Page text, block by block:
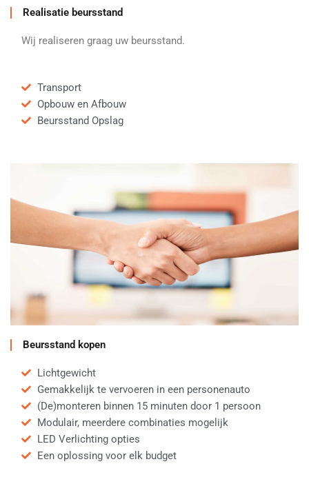
Realisatie beursstand
Wij realiseren graag uw beursstand.
Transport
Opbouw en Afbouw
Beursstand Opslag
Beursstand kopen
Lichtgewicht
Gemakkelijk te vervoeren in een personenauto
(De)monteren binnen 15 minuten door 1 persoon
Modulair, meerdere combinaties mogelijk
LED Verlichting opties
Een oplossing voor elk budget